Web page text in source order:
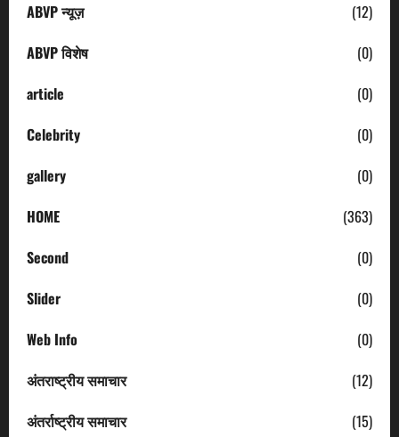
ABVP न्यूज़
(12)
ABVP विशेष
(0)
article
(0)
Celebrity
(0)
gallery
(0)
HOME
(363)
Second
(0)
Slider
(0)
Web Info
(0)
अंतराष्ट्रीय समाचार
(12)
अंतर्राष्ट्रीय समाचार
(15)